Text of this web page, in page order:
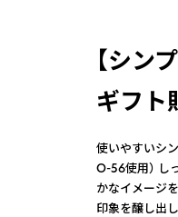
【シン
ギフト
使いやすいシ
O-56使用） し
かなイメージ
印象を醸し出